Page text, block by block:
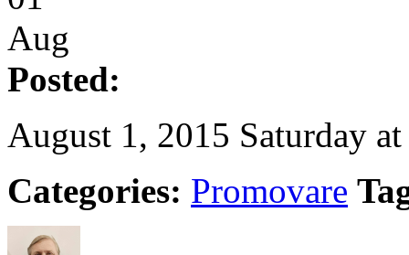
Aug
Posted:
August 1, 2015 Saturday
Categories: Promovare